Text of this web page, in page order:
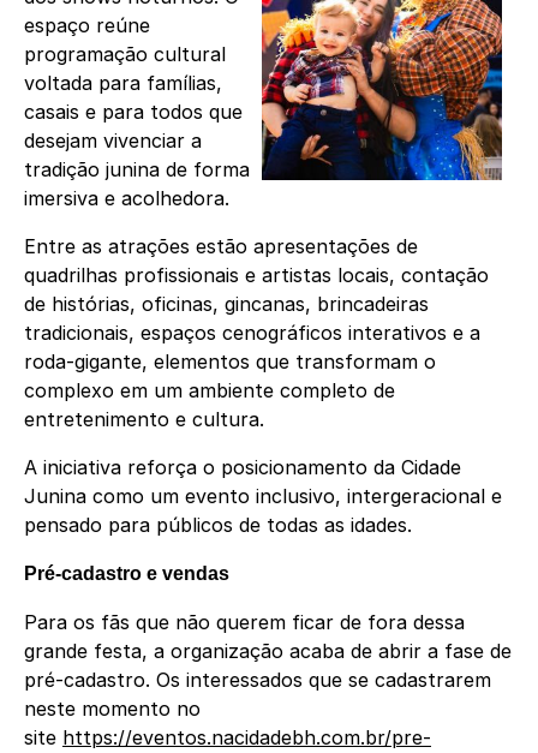
espaço reúne
programação cultural
voltada para famílias,
casais e para todos que
desejam vivenciar a
tradição junina de forma
imersiva e acolhedora.
Entre as atrações estão apresentações de
quadrilhas profissionais e artistas locais, contação
de histórias, oficinas, gincanas, brincadeiras
tradicionais, espaços cenográficos interativos e a
roda-gigante, elementos que transformam o
complexo em um ambiente completo de
entretenimento e cultura.
A iniciativa reforça o posicionamento da Cidade
Junina como um evento inclusivo, intergeracional e
pensado para públicos de todas as idades.
Pré-cadastro e vendas
Para os fãs que não querem ficar de fora dessa
grande festa, a organização acaba de abrir a fase de
pré-cadastro. Os interessados que se cadastrarem
neste momento no
site https://eventos.nacidadebh.com.br/pre-